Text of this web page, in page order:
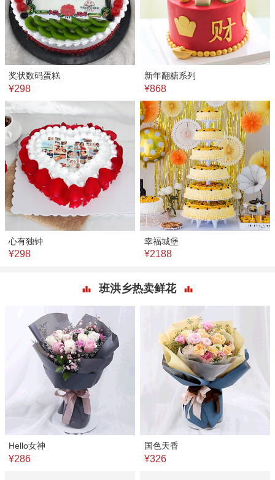
奖状数码蛋糕
¥298
新年翻糖系列
¥868
心有独钟
¥298
幸福城堡
¥2188
班洪乡热卖鲜花
Hello女神
¥286
国色天香
¥326